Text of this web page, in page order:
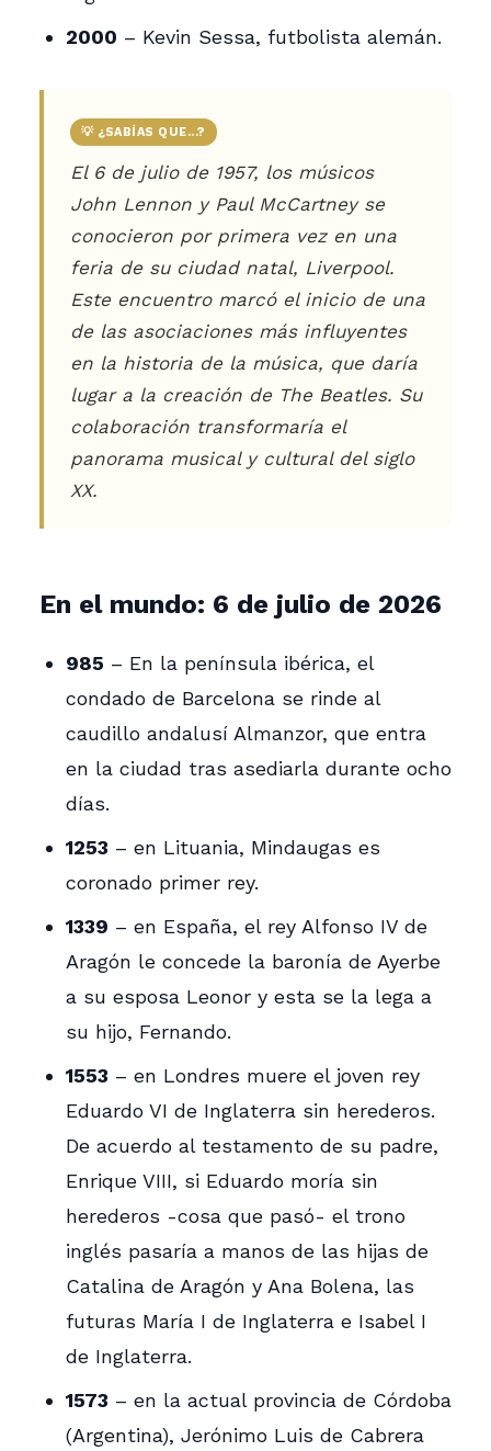
2000 – Kevin Sessa, futbolista alemán.
💡 ¿SABÍAS QUE...?
El 6 de julio de 1957, los músicos
John Lennon y Paul McCartney se
conocieron por primera vez en una
feria de su ciudad natal, Liverpool.
Este encuentro marcó el inicio de una
de las asociaciones más influyentes
en la historia de la música, que daría
lugar a la creación de The Beatles. Su
colaboración transformaría el
panorama musical y cultural del siglo
XX.
En el mundo: 6 de julio de 2026
985 – En la península ibérica, el
condado de Barcelona se rinde al
caudillo andalusí Almanzor, que entra
en la ciudad tras asediarla durante ocho
días.
1253 – en Lituania, Mindaugas es
coronado primer rey.
1339 – en España, el rey Alfonso IV de
Aragón le concede la baronía de Ayerbe
a su esposa Leonor y esta se la lega a
su hijo, Fernando.
1553 – en Londres muere el joven rey
Eduardo VI de Inglaterra sin herederos.
De acuerdo al testamento de su padre,
Enrique VIII, si Eduardo moría sin
herederos -cosa que pasó- el trono
inglés pasaría a manos de las hijas de
Catalina de Aragón y Ana Bolena, las
futuras María I de Inglaterra e Isabel I
de Inglaterra.
1573 – en la actual provincia de Córdoba
(Argentina), Jerónimo Luis de Cabrera